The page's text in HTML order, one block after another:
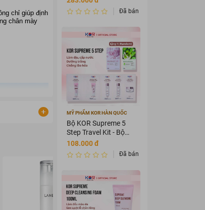
chỉ giúp định
chân mày
Đã bán 3589875
MỸ PHẨM KOR HÀN QUỐC
Bộ KOR Supreme 5
Step Travel Kit - Bộ
mỹ phẩm du lịch KOR
108.000 đ
Đã bán 3456435